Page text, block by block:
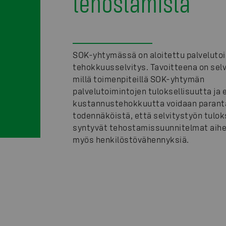
SOK-yhtymässä on aloitettu
tehokkuusselvitys. Tavoitteena on
millä toimenpiteillä SOK-yhtymän
palvelutoimintojen tuloksellisuutta ja
kustannustehokkuutta voidaan
todennäköistä, että selvitystyön
syntyvät tehostamissuunnitelmat
myös henkilöstövähennyksiä.